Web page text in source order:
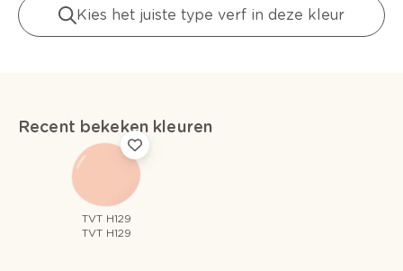
Kies het juiste type verf in deze kleur
Recent bekeken kleuren
TVT H129
TVT H129